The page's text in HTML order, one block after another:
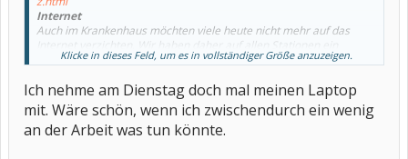
Internet
Auch im Krankenhaus möchten viele heute nicht mehr auf das
Internet verzichten. Wir haben daher auf allen Stationen ein
Funknetz aufgebaut, dass es Ihnen ermöglicht, mit Ihrem
zu gehen. Hierzu erhalten Sie an unserer Zentrale eine
entsprechende Karte.
Klicke in dieses Feld, um es in vollständiger Größe anzuzeigen.
Ich nehme am Dienstag doch mal meinen Laptop
mit. Wäre schön, wenn ich zwischendurch ein wenig
an der Arbeit was tun könnte.